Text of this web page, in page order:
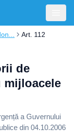
Art. 112
de
mijloacele
a Guvernului
din 04.10.2006